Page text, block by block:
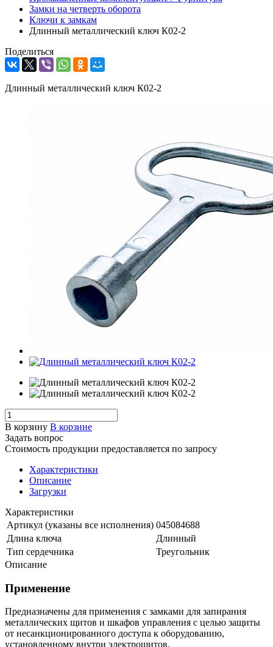
Замки на четверть оборота
Ключи к замкам
Длинный металлический ключ К02-2
Поделиться
Длинный металлический ключ К02-2
В корзину В корзине
Задать вопрос
Стоимость продукции предоставляется по запросу
Характеристики
Описание
Загрузки
Характеристики
Артикул (указаны все исполнения) 045084688
Длина ключа
Длинный
Тип сердечника
Треугольник
Описание
Применение
Предназначены для применения с замками для запирания
металлических щитов и шкафов управления с целью защиты
от несанкционированного доступа к оборудованию,
установленному внутри электрощитов.